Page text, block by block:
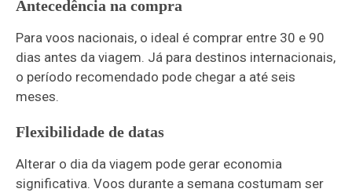
Antecedência na compra
Para voos nacionais, o ideal é comprar entre 30 e 90
dias antes da viagem. Já para destinos internacionais,
o período recomendado pode chegar a até seis
meses.
Flexibilidade de datas
Alterar o dia da viagem pode gerar economia
significativa. Voos durante a semana costumam ser